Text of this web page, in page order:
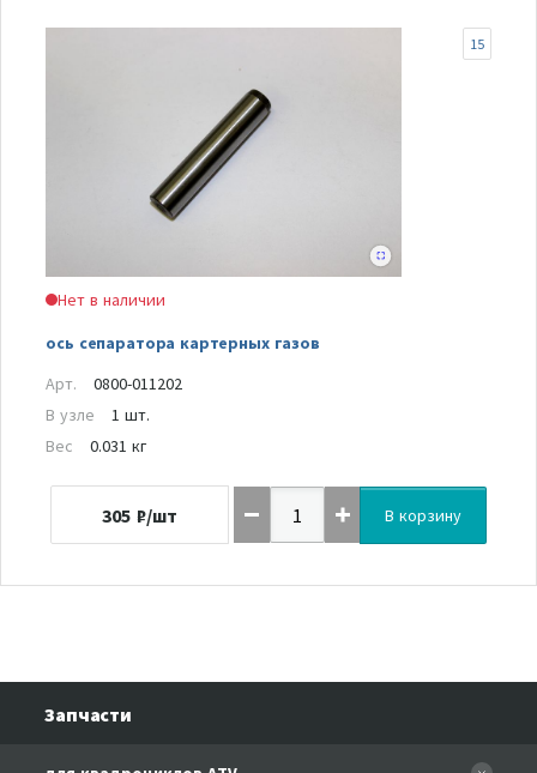
Нет в наличии
ось сепаратора картерных газов
15
Арт.
0800-011202
В узле
1 шт.
Вес
0.031 кг
305 ₽/шт В корзину
Запчасти